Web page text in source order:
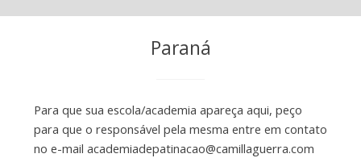
Paraná
Para que sua escola/academia apareça aqui, peço
para que o responsável pela mesma entre em contato
no e-mail academiadepatinacao@camillaguerra.com